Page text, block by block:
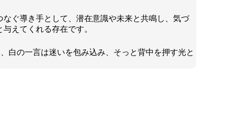
なぐ導き手として、潜在意識や未来と共鳴し、気づ
えてくれる存在です。
白の一言は迷いを包み込み、そっと背中を押す光と